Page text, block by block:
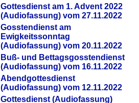
Gottesdienst am 1. Advent 2022
(Audiofassung) vom 27.11.2022
Gosstendienst am
Ewigkeitssonntag
(Audiofassung) vom 20.11.2022
Buß- und Bettagsgosstendienst
(Audiofassung) vom 16.11.2022
Abendgottesdienst
(Audiofassung) vom 12.11.2022
Gottesdienst (Audiofassung)